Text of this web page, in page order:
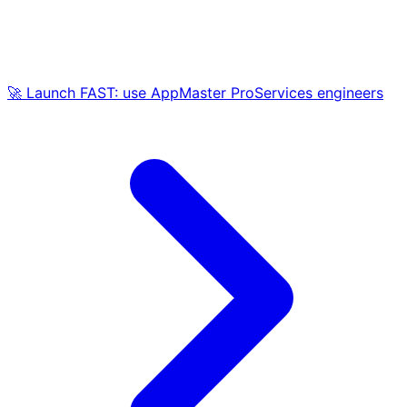
🚀 Launch FAST: use AppMaster ProServices engineers